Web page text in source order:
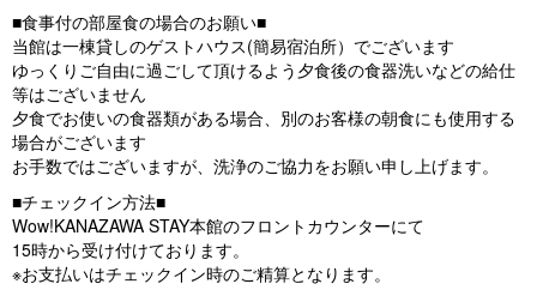
■食事付の部屋食の場合のお願い■
当館は一棟貸しのゲストハウス(簡易宿泊所）でございます
ゆっくりご自由に過ごして頂けるよう夕食後の食器洗いなどの給仕
等はございません
夕食でお使いの食器類がある場合、別のお客様の朝食にも使用する
場合がございます
お手数ではございますが、洗浄のご協力をお願い申し上げます。
■チェックイン方法■
Wow!KANAZAWA STAY本館のフロントカウンターにて
15時から受け付けております。
※お支払いはチェックイン時のご精算となります。